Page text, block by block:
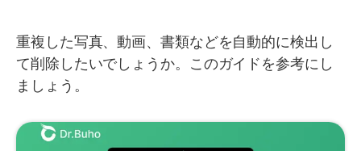
BuhoRepair
BuhoNTFS
BuhoBarX
BuhoLaunchpad
ブログ
Dr.Buhoについて
重複した写真、動画、書類などを自動的に検出し
て削除したいでしょうか。このガイドを参考にし
ましょう。